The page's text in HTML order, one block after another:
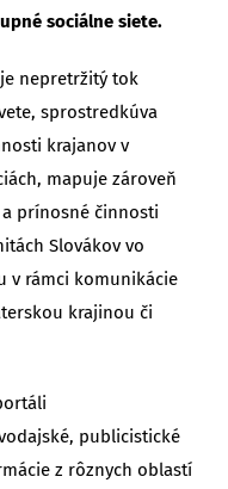
sociálne siete.
nepretržitý tok
sprostredkúva
krajanov v
mapuje zároveň
prínosné činnosti
Slovákov vo
v rámci komunikácie
krajinou či
publicistické
z rôznych oblastí